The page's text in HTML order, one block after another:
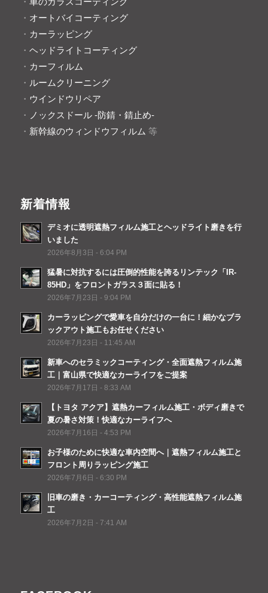
・ オートバイコーティング
・ カーラッピング
・ ヘッドライトコーティング
・ カーフィルム
・ ルームクリーニング
・ ウインドウリペア
・ ノックスドール -防錆・錆止め-
・ 新幹線のウィンドウフィルム 等
新着情報
デミオに透明遮熱フィルム施工とヘッドライト磨きを行
いました
2026年8月3日 - 6:04 PM
猛暑に対抗するには圧倒的性能を誇るリンテック「IR-
85HD」をフロントガラス３面に貼る！
2026年7月23日 - 9:04 PM
カーラッピングで愛車を自分だけの一台に！細かなブラ
ックアウト施工もお任せください
2026年7月23日 - 11:45 AM
新車へのセラミックコーティング・全面遮熱フィルム施
工｜富山県で快適なカーライフをご提案
2026年7月17日 - 8:33 AM
【トヨタ アクア】遮熱カーフィルム施工・ボディ磨きで
夏の暑さ対策！快適なカーライフへ
2026年7月16日 - 4:53 PM
お子様のために快適な車内空間へ｜遮熱フィルム施工と
フロント周りラッピング施工
2026年7月6日 - 6:30 PM
旧車の磨き・カーコーティング・高性能遮熱フィルム施
工
2026年7月2日 - 7:41 AM